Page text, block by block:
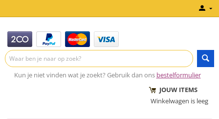
Kun je niet vinden wat je zoekt? Gebruik dan ons bestelformulier
JOUW ITEMS
Winkelwagen is leeg